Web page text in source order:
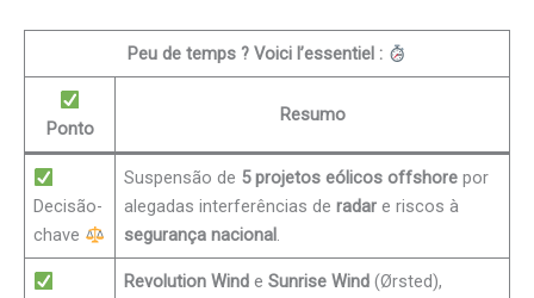
Peu de temps ? Voici l’essentiel :
Ponto
Resumo
Decisão-
chave
Suspensão de 5 projetos eólicos offshore por
alegadas interferências deradar e riscos à
segurança nacional.
Revolution Wind eSunrise Wind (Ørsted),